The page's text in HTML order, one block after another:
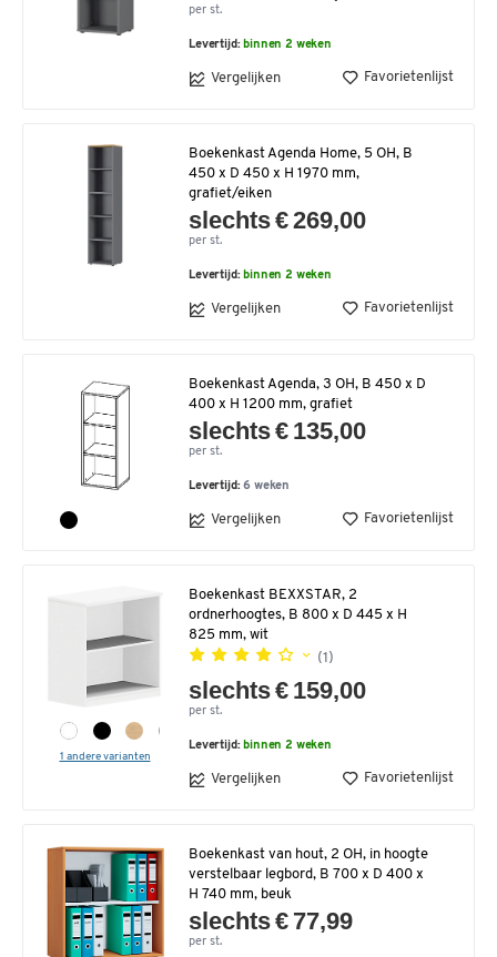
per st.
Levertijd: binnen 2 weken
Vergelijken Favorietenlijst
Boekenkast Agenda Home, 5 OH, B
450 x D 450 x H 1970 mm,
grafiet/eiken
slechts € 269,00
per st.
Levertijd: binnen 2 weken
Vergelijken Favorietenlijst
Boekenkast Agenda, 3 OH, B 450 x D
400 x H 1200 mm, grafiet
slechts € 135,00
per st.
Levertijd:6 weken
Vergelijken Favorietenlijst
1 andere varianten
Boekenkast BEXXSTAR, 2
ordnerhoogtes, B 800 x D 445 x H
825 mm, wit
(1)
slechts € 159,00
per st.
Levertijd: binnen 2 weken
Vergelijken Favorietenlijst
Boekenkast van hout, 2 OH, in hoogte
verstelbaar legbord, B 700 x D 400 x
H 740 mm, beuk
slechts € 77,99
per st.